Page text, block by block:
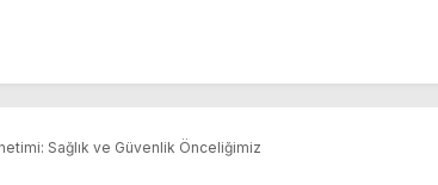
Sağlık ve Güvenlik Önceliğimiz